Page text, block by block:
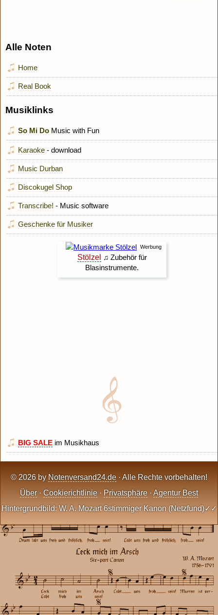
Alle Noten
Home
Real Book
Musiklinks
So Mi Do Music with Fun
Karaoke - download
Music Durban
Discokugel Shop
Transcribe! - Music software
Geschenke für Musiker
BIG SALE im Musikhaus
© 2026 by Notenversand24.de · Alle Rechte vorbehalten!
Über · Cookierichtlinie · Privatsphäre · Agentur Best
Hintergrundbild: W. A. Mozart 6stimmiger Kanon (Netzfund)✓✓